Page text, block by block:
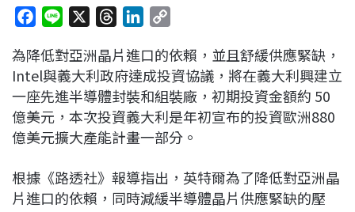
c
e
b
o
o
n
e
r
e
a
d
s
n
k
e
d
I
p
y
L
i
n
為降低對亞洲晶片進口的依賴，並且舒緩供應緊缺，
Intel與義大利政府達成投資協議，將在義大利興建立
一座先進半導體封裝和組裝廠，初期投資金額約 50
億美元，本次投資義大利是年初宣布的投資歐洲880
億美元擴大產能計畫一部分。
根據《路透社》報導指出，英特爾為了降低對亞洲晶
片進口的依賴，同時減緩半導體晶片供應緊缺的壓